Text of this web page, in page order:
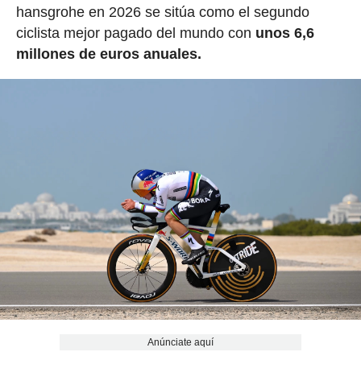
hansgrohe en 2026 se sitúa como el segundo
ciclista mejor pagado del mundo con unos 6,6
millones de euros anuales.
Anúnciate aquí